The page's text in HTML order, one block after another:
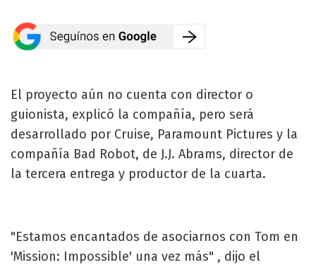
El proyecto aún no cuenta con director o
guionista, explicó la compañía, pero será
desarrollado por Cruise, Paramount Pictures y la
compañía Bad Robot, de J.J. Abrams, director de
la tercera entrega y productor de la cuarta.
"Estamos encantados de asociarnos con Tom en
'Mission: Impossible' una vez más" , dijo el